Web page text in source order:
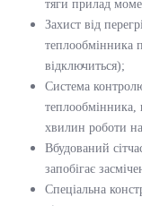
тяги прилад
Захист від
теплообмінника
відключиться);
Система
теплообмінника,
хвилин роботи
Вбудований
запобігає
Спеціальна